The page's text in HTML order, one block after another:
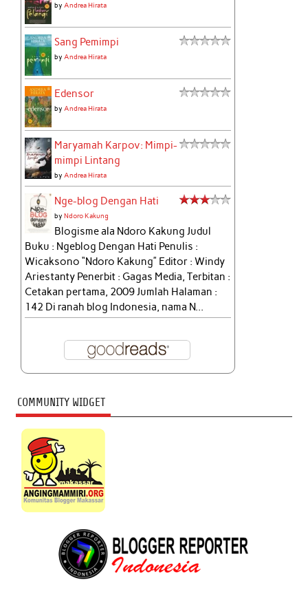
byAndrea Hirata
Sang Pemimpi
byAndrea Hirata
Edensor
byAndrea Hirata
Maryamah Karpov: Mimpi-
mimpi Lintang
byAndrea Hirata
Nge-blog Dengan Hati
byNdoro Kakung
Blogisme ala Ndoro Kakung Judul
Buku : Ngeblog Dengan Hati Penulis :
Wicaksono “Ndoro Kakung” Editor : Windy
Ariestanty Penerbit : Gagas Media, Terbitan :
Cetakan pertama, 2009 Jumlah Halaman :
142 Di ranah blog Indonesia, nama N...
COMMUNITY WIDGET